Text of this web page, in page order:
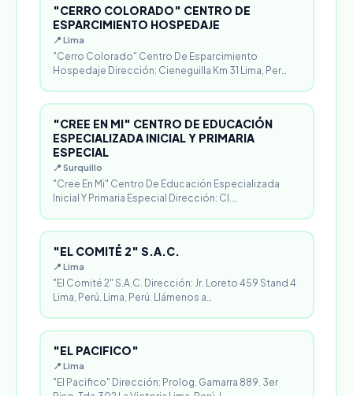
"CERRO COLORADO" CENTRO DE
ESPARCIMIENTO HOSPEDAJE
📍 Lima
"Cerro Colorado" Centro De Esparcimiento
Hospedaje Dirección: Cieneguilla Km 31 Lima, Per…
"CREE EN MI" CENTRO DE EDUCACIÓN
ESPECIALIZADA INICIAL Y PRIMARIA
ESPECIAL
📍 Surquillo
"Cree En Mi" Centro De Educación Especializada
Inicial Y Primaria Especial Dirección: Cl.…
"EL COMITÉ 2" S.A.C.
📍 Lima
"El Comité 2" S.A.C. Dirección: Jr. Loreto 459 Stand 4
Lima, Perú. Lima, Perú. Llámenos a…
"EL PACIFICO"
📍 Lima
"El Pacifico" Dirección: Prolog. Gamarra 889. 3er